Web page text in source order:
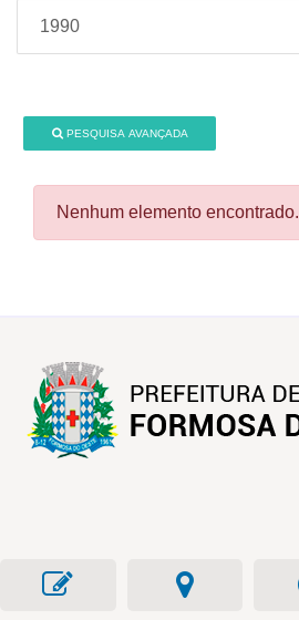
1990
PESQUISA AVANÇADA
Nenhum elemento encontrado.